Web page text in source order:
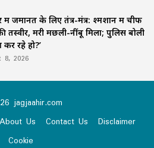
में जमानत के लिए तंत्र-मंत्र: श्मशान में चीफ
तस्वीर, मरी मछली-नींबू मिला; पुलिस बोली
रहे हो?’
8, 2026
jagjaahir.com
About Us Contact Us
Disclaimer
Cookie